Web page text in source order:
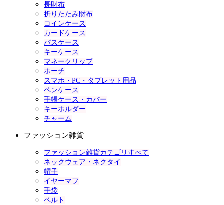
長財布
折りたたみ財布
コインケース
カードケース
パスケース
キーケース
マネークリップ
ポーチ
スマホ・PC・タブレット用品
ペンケース
手帳ケース・カバー
キーホルダー
チャーム
ファッション雑貨
ファッション雑貨カテゴリすべて
ネックウェア・ネクタイ
帽子
イヤーマフ
手袋
ベルト